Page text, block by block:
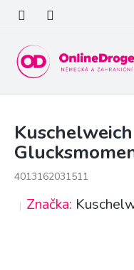
obsah
4013162031511
Značka: